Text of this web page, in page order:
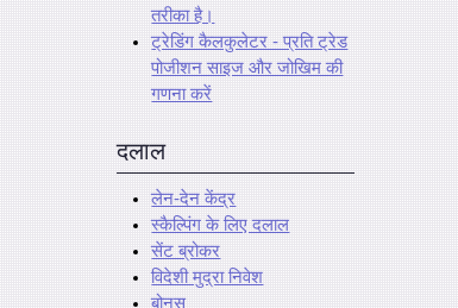
तरीका है।
ट्रेडिंग कैलकुलेटर - प्रति ट्रेड
पोजीशन साइज और जोखिम की
गणना करें
दलाल
लेन-देन केंद्र
स्कैल्पिंग के लिए दलाल
सेंट ब्रोकर
विदेशी मुद्रा निवेश
बोनस